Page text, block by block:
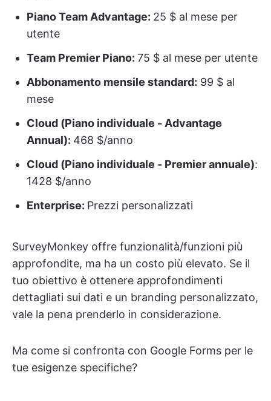
Piano Team Advantage: 25 $ al mese per
utente
Team Premier Piano: 75 $ al mese per utente
Abbonamento mensile standard: 99 $ al
mese
Cloud (Piano individuale - Advantage
Annual): 468 $/anno
Cloud (Piano individuale - Premier annuale):
1428 $/anno
Enterprise: Prezzi personalizzati
SurveyMonkey offre funzionalità/funzioni più
approfondite, ma ha un costo più elevato. Se il
tuo obiettivo è ottenere approfondimenti
dettagliati sui dati e un branding personalizzato,
vale la pena prenderlo in considerazione.
Ma come si confronta con Google Forms per le
tue esigenze specifiche?